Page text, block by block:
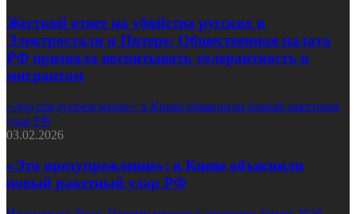
Жесткий ответ на убийства русских в
Электростали и Питере: Общественная палата
РФ призвала воспитывать толерантность к
мигрантам
«Это предупреждение»: в Киеве объяснили новый ракетный
удар РФ
03.02.2026
«Это предупреждение»: в Киеве объяснили
новый ракетный удар РФ